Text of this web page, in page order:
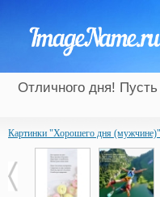
Отличного дня!
Картинки "Хорошего дня (мужчине)"